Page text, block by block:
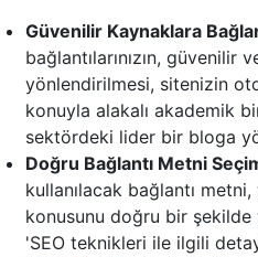
Güvenilir Kaynaklara
bağlantılarınızın, güvenilir
yönlendirilmesi, sitenizin
konuyla alakalı akademik
sektördeki lider bir bloga
Doğru Bağlantı Metni
kullanılacak bağlantı
konusunu doğru bir şekilde
'SEO teknikleri ile ilgili